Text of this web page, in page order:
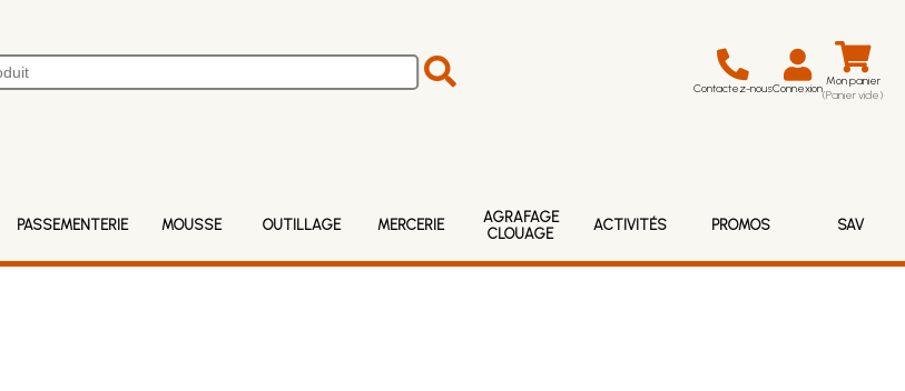
Contactez-nousConnexion Mon panier
(Panier vide)
PASSEMENTERIE MOUSSE OUTILLAGE MERCERIE
AGRAFAGE
CLOUAGE
ACTIVITÉS PROMOS SAV